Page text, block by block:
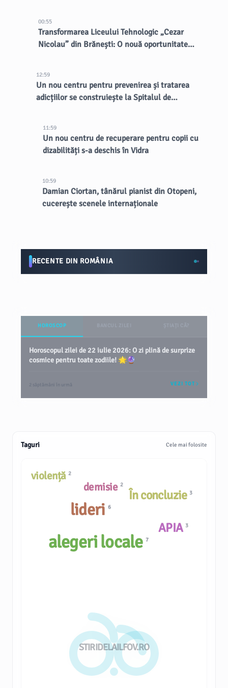
00:55
Transformarea Liceului Tehnologic „Cezar
Nicolau” din Brănești: O nouă oportunitate
12:59
Un nou centru pentru prevenirea și tratarea
adicțiilor se construiește la Spitalul de
11:59
Un nou centru de recuperare pentru copii cu
dizabilități s-a deschis în Vidra
10:59
Damian Ciortan, tânărul pianist din Otopeni,
cucerește scenele internaționale
RECENTE DIN ROMÂNIA
HOROSCOP
Horoscopul zilei de 22 iulie 2026: O zi plină de surprize
cosmice pentru toate zodiile! 🌟🔮
2 săptămâni în urmă VEZI TOT
Taguri Cele mai folosite
STIRIDELAILFOV.RO
violență 2
alegeri locale7
APIA 3
demisie 2
În concluzie 3
lideri6